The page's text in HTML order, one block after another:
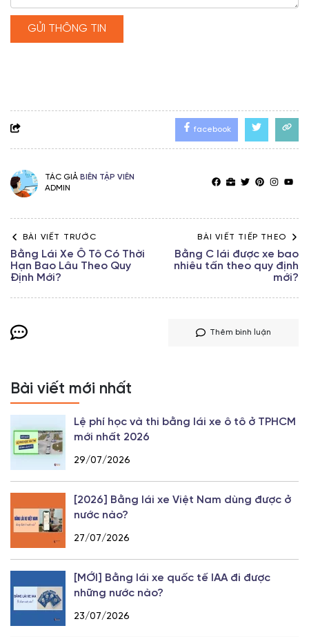
GỬI THÔNG TIN
facebook
TÁC GIẢ BIÊN TẬP VIÊN
ADMIN
BÀI VIẾT TRƯỚC
Bằng Lái Xe Ô Tô Có Thời
Hạn Bao Lâu Theo Quy
Định Mới?
BÀI VIẾT TIẾP THEO
Bằng C lái được xe bao
nhiêu tấn theo quy định
mới?
Thêm bình luận
Bài viết mới nhất
Lệ phí học và thi bằng lái xe ô tô ở TPHCM
mới nhất 2026
29/07/2026
[2026] Bằng lái xe Việt Nam dùng được ở
nước nào?
27/07/2026
[MỚI] Bằng lái xe quốc tế IAA đi được
những nước nào?
23/07/2026